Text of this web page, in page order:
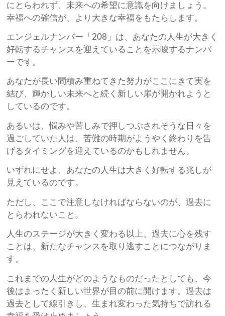
にとらわれず、未来への希望に意識を向けましょう。
幸福への確信が、より大きな幸福をもたらします。
エンジェルナンバー「208」は、あなたの人生が大きく
好転するチャンスを迎えていることを示唆するナンバ
ーです。
あなたが長い間積み重ねてきた努力がここにきて実を
結び、輝かしい未来へと続く新しい扉が開かれようと
しているのです。
あるいは、悩みや苦しみで押しつぶされそうな日々を
過ごしていた人は、苦難の時期がようやく終わりを告
げるタイミングを迎えているのかもしれません。
いずれにせよ、あなたの人生は大きく好転する兆しが
見えているのです。
ただし、ここで注意しなければならないのが、過去に
とらわれないこと。
人生のステージが大きく変わる以上、過去に心を残す
ことは、新たなチャンスを取り逃すことにつながりま
す。
これまでの人生がどのようなものだったとしても、今
後はまったく新しい世界が目の前に開けます。過去は
過去として線引きし、生まれ変わった気持ちで訪れる